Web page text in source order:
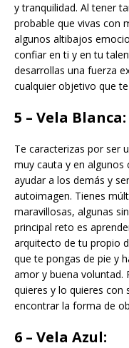
y tranquilidad. Al tener
probable que vivas con
algunos altibajos
confiar en ti y en tu
desarrollas una fuerza
cualquier objetivo que
5 – Vela Blanca:
Te caracterizas por ser
muy cauta y en algunos
ayudar a los demás y
autoimagen. Tienes
maravillosas, algunas
principal reto es
arquitecto de tu propio
que te pongas de pie y
amor y buena voluntad.
quieres y lo quieres con
encontrar la forma de
6 – Vela Azul: